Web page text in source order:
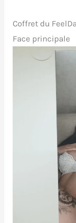
Coffret du
Face principale